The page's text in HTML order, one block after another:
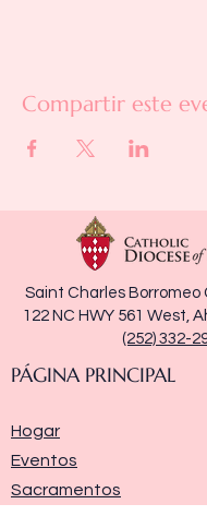
Compartir este
Saint Charles Borromeo
122 NC HWY 561 West,
(252) 332-
PÁGINA PRINCIPAL
Hogar
Eventos
Sacramentos